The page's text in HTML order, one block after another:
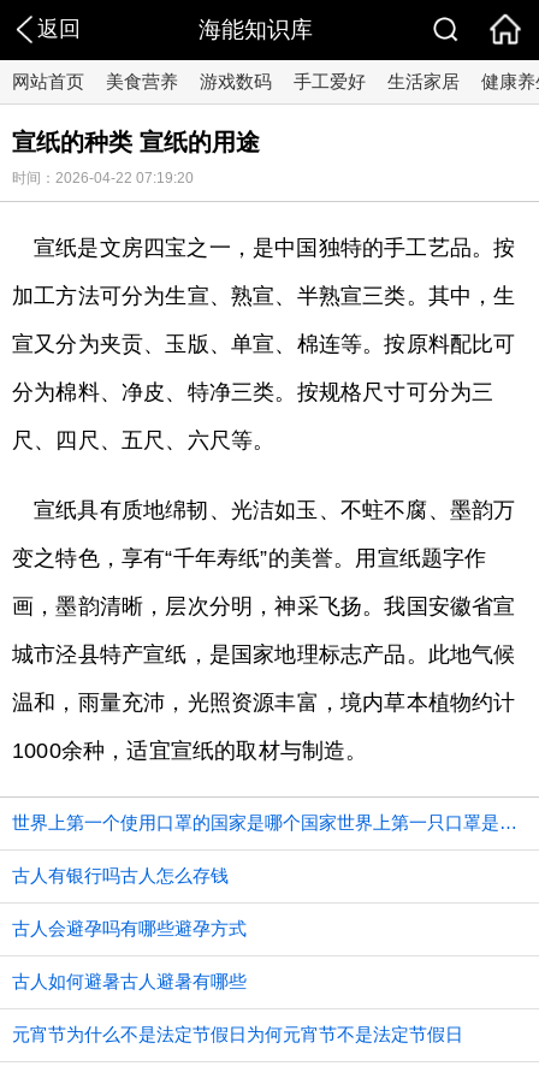
返回 海能知识库
网站首页 美食营养 游戏数码 手工爱好 生活家居 健康养
宣纸的种类 宣纸的用途
时间：2026-04-22 07:19:20
宣纸是文房四宝之一，是中国独特的手工艺品。按
加工方法可分为生宣、熟宣、半熟宣三类。其中，生
宣又分为夹贡、玉版、单宣、棉连等。按原料配比可
分为棉料、净皮、特净三类。按规格尺寸可分为三
尺、四尺、五尺、六尺等。
宣纸具有质地绵韧、光洁如玉、不蛀不腐、墨韵万
变之特色，享有“千年寿纸”的美誉。用宣纸题字作
画，墨韵清晰，层次分明，神采飞扬。我国安徽省宣
城市泾县特产宣纸，是国家地理标志产品。此地气候
温和，雨量充沛，光照资源丰富，境内草本植物约计
1000余种，适宜宣纸的取材与制造。
世界上第一个使用口罩的国家是哪个国家世界上第一只口罩是谁发明的
古人有银行吗古人怎么存钱
古人会避孕吗有哪些避孕方式
古人如何避暑古人避暑有哪些
元宵节为什么不是法定节假日为何元宵节不是法定节假日